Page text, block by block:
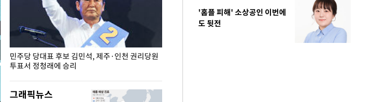
민주당 당대표 후보 김민석, 제주·인천 권리당원
투표서 정청래에 승리
그래픽뉴스
'홈플 피해' 소상공인 이번에
도 뒷전